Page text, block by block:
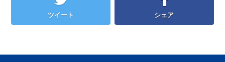
ツイート シェア